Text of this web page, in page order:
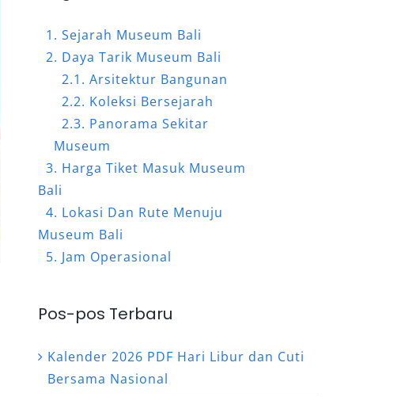
Sejarah Museum Bali
Daya Tarik Museum Bali
Arsitektur Bangunan
Koleksi Bersejarah
Panorama Sekitar
Museum
Harga Tiket Masuk Museum
Bali
Lokasi Dan Rute Menuju
Museum Bali
Jam Operasional
Pos-pos Terbaru
Kalender 2026 PDF Hari Libur dan Cuti
Bersama Nasional